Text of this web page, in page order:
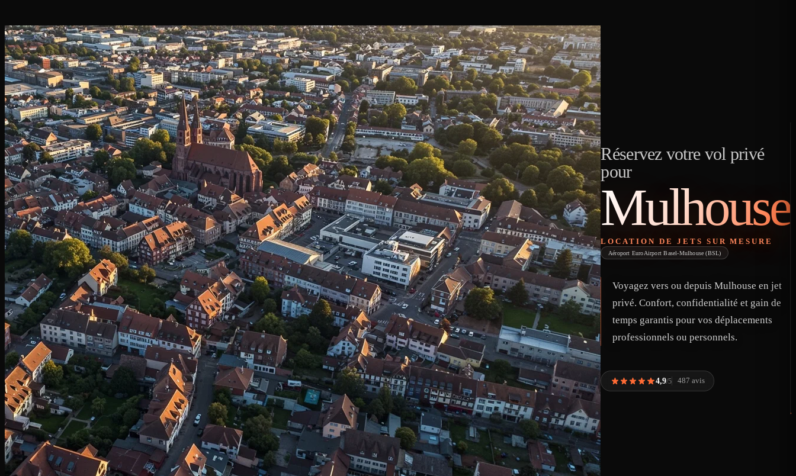
Réservez votre vol privé
pour
Mulhouse
LOCATION DE JETS SUR MESURE
Aéroport EuroAirport Basel-Mulhouse (BSL)
Voyagez vers ou depuis Mulhouse en jet
privé. Confort, confidentialité et gain de
temps garantis pour vos déplacements
professionnels ou personnels.
4,9/5 487 avis